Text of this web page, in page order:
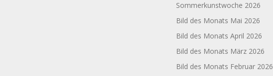
Sommerkunstwoche 2026
Bild des Monats Mai 2026
Bild des Monats April 2026
Bild des Monats März 2026
Bild des Monats Februar 2026